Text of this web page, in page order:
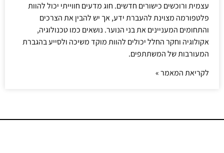
עצמית ורוכשים כישורים חדשים. חוג מדעים חווייתי יכול להוות
פלטפורמה מצוינת להעברת ידע, אך יש להבין את הצרכים
והתחומים המעניינים את בני הנוער. נושאים כמו טכנולוגיה,
אקולוגיה וחקר החלל יכולים להוות מוקד משיכה ולסייע בהגברת
המעורבות של המשתתפים.
לקריאת המאמר »